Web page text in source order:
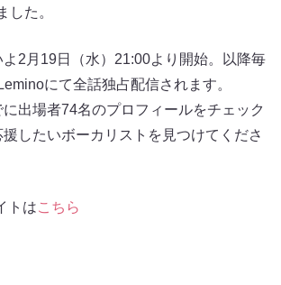
した。
2月19日（水）21:00より開始。以降毎
にて全話独占配信されます。
出場者74名のプロフィールをチェック
したいボーカリストを見つけてくださ
トはこちら